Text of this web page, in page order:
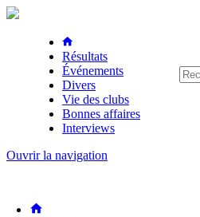
Résultats
Événements
Divers
Vie des clubs
Bonnes affaires
Interviews
Ouvrir la navigation